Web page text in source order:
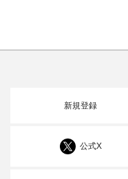
新規登録
公式X